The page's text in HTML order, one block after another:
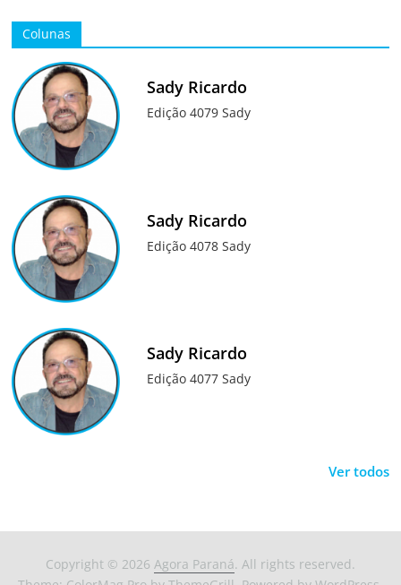
Colunas
Sady Ricardo
Edição 4079 Sady
Sady Ricardo
Edição 4078 Sady
Sady Ricardo
Edição 4077 Sady
Ver todos
Copyright © 2026 Agora Paraná. All rights reserved.